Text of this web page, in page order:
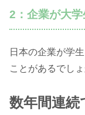
2：企業が大
日本の企業が学
ことがあるでしょ
数年間連続